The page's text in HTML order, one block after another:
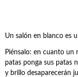
Un salón en blanco es
Piénsalo: en cuanto
patas ponga sus patas
y brillo desaparecerán